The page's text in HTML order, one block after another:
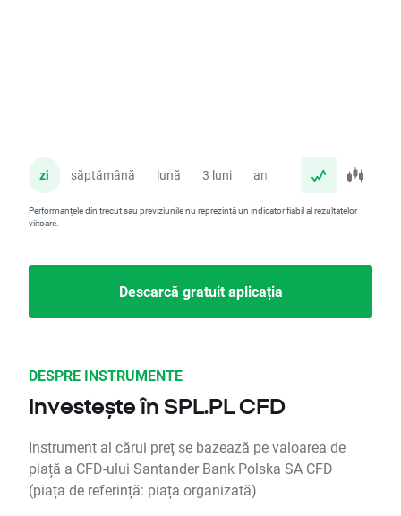
zi săptămână lună 3 luni an
Performanțele din trecut sau previziunile nu reprezintă un indicator fiabil al rezultatelor
viitoare.
Descarcă gratuit aplicația
DESPRE INSTRUMENTE
Investește în SPL.PL CFD
Instrument al cărui preț se bazează pe valoarea de
piață a CFD-ului Santander Bank Polska SA CFD
(piața de referință: piața organizată)